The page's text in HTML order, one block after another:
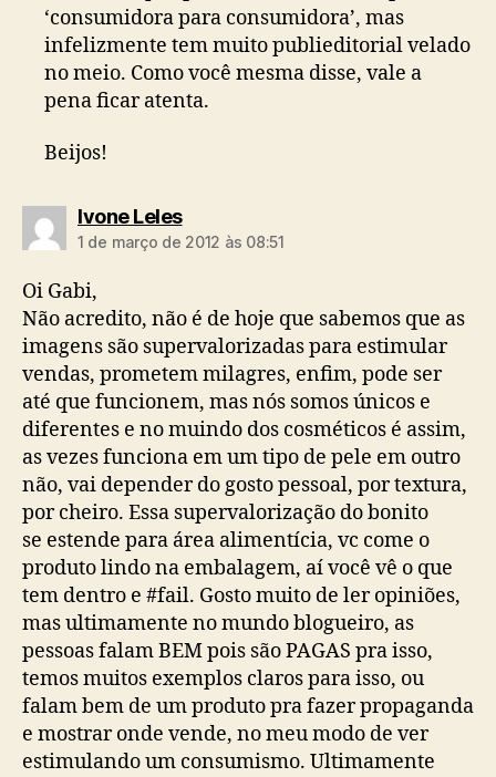
‘consumidora para consumidora’, mas
infelizmente tem muito publieditorial velado
no meio. Como você mesma disse, vale a
pena ficar atenta.
Beijos!
Ivone Lelesdiz:
1 de março de 2012 às 08:51
Oi Gabi,
Não acredito, não é de hoje que sabemos que as
imagens são supervalorizadas para estimular
vendas, prometem milagres, enfim, pode ser
até que funcionem, mas nós somos únicos e
diferentes e no muindo dos cosméticos é assim,
as vezes funciona em um tipo de pele em outro
não, vai depender do gosto pessoal, por textura,
por cheiro. Essa supervalorização do bonito
se estende para área alimentícia, vc come o
produto lindo na embalagem, aí você vê o que
tem dentro e #fail. Gosto muito de ler opiniões,
mas ultimamente no mundo blogueiro, as
pessoas falam BEM pois são PAGAS pra isso,
temos muitos exemplos claros para isso, ou
falam bem de um produto pra fazer propaganda
e mostrar onde vende, no meu modo de ver
estimulando um consumismo. Ultimamente